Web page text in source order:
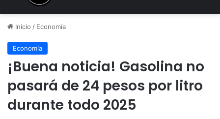
Inicio / Economía
Economía
¡Buena noticia! Gasolina no
pasará de 24 pesos por litro
durante todo 2025